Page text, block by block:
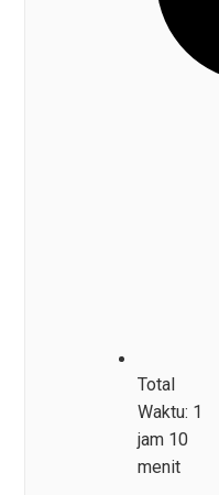
Total
Waktu: 1
jam 10
menit